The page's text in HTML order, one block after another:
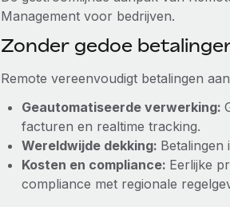
Management voor bedrijven.
Zonder gedoe
Remote vereenvoudigt betalingen
Geautomatiseerde verwerking:
facturen en realtime tracking.
Wereldwijde dekking: Betalingen
Kosten en compliance: Eerlijke
compliance met regionale